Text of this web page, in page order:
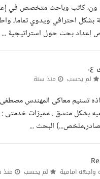
ون، كاتب وباحث متخصص في
بشكل احترافي ويدوي تماما،
بحث حول استراتيجية ...
ع.
لم يحسب منذ سنة
تسنيم معاكى المهندس مصطفى
بشكل منسق . مميزات
البحث ...
واجهه امامية لم يحسب منذ